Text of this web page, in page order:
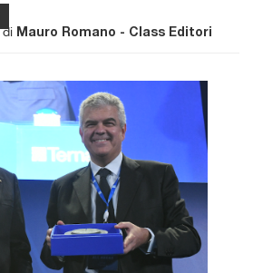
di Mauro Romano - Class Editori